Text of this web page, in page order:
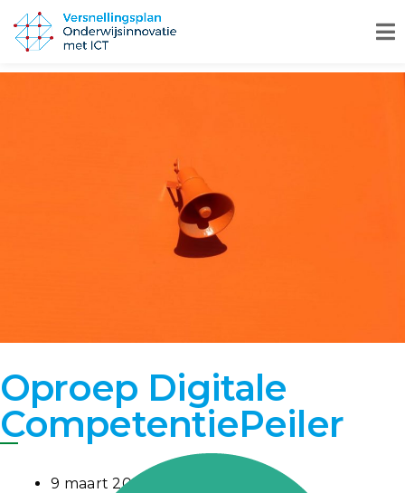
Oproep Digitale
CompetentiePeiler
9 maart 2021